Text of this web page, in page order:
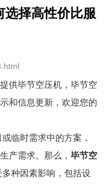
选择高性价比服
供毕节空压机 ，毕节空
和信息更新，欢迎您的
临时需求中的方案，
产需求。那么，毕节空
种因素影响，包括设